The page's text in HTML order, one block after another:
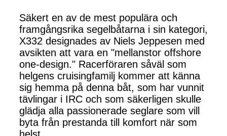
Säkert en av de mest populära och
framgångsrika segelbåtarna i sin kategori,
X332 designades av Niels Jeppesen med
avsikten att vara en "mellanstor offshore
one-design." Racerföraren såväl som
helgens cruisingfamilj kommer att känna
sig hemma på denna båt, som har vunnit
tävlingar i IRC och som säkerligen skulle
glädja alla passionerade seglare som vill
byta från prestanda till komfort när som